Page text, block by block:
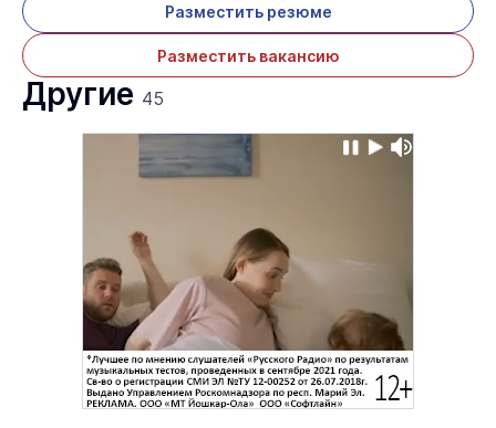
Разместить резюме
Разместить вакансию
Другие 45